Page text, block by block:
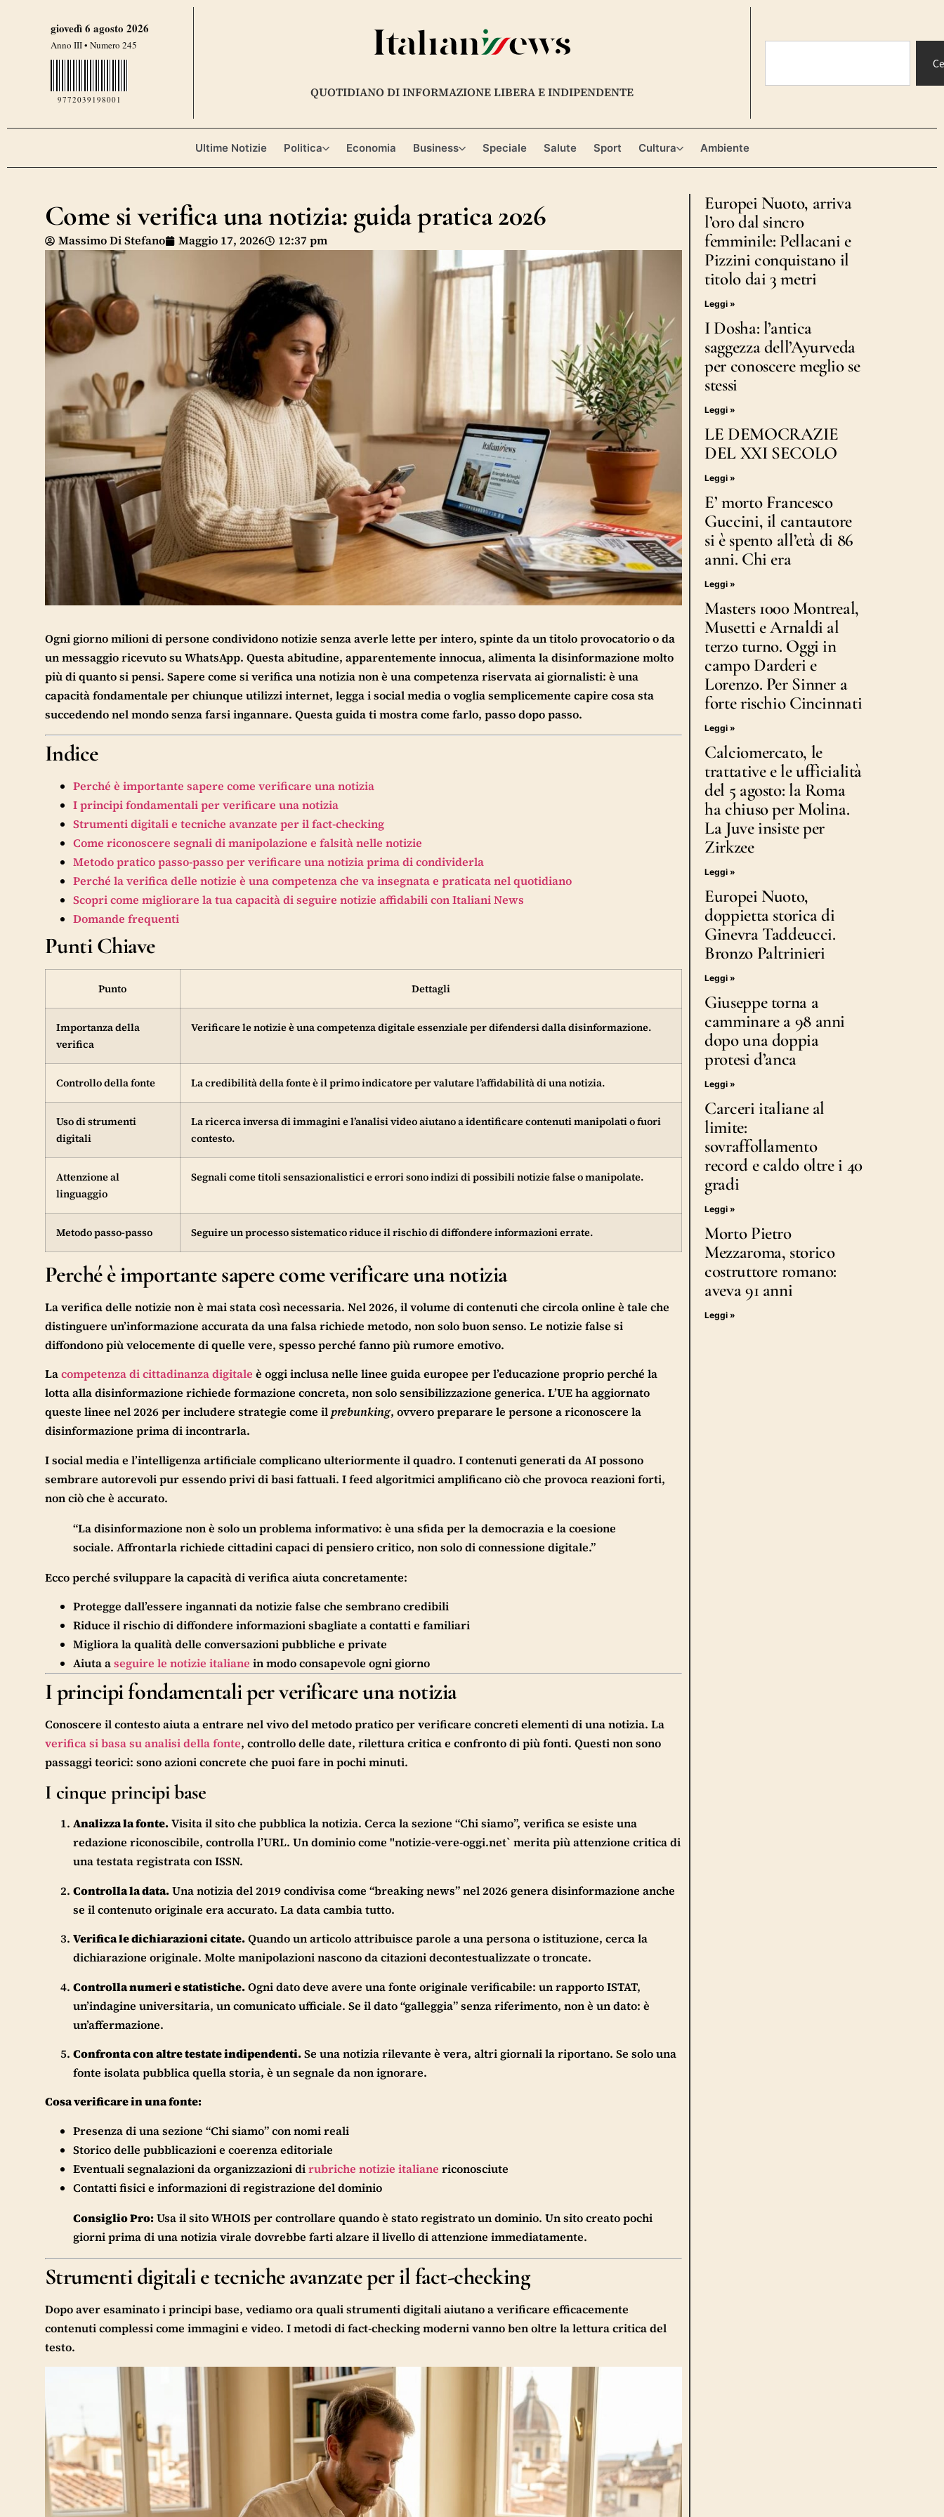
giovedì 6 agosto 2026
Anno III • Numero 245
9772039198001 QUOTIDIANO DI INFORMAZIONE LIBERA E INDIPENDENTE
Ultime Notizie Politica Economia Business Speciale Salute Sport Cultura Ambiente
Come si verifica una notizia: guida pratica 2026
Massimo Di Stefano Maggio 17, 2026 12:37 pm
Ogni giorno milioni di persone condividono notizie senza averle lette per intero, spinte da un titolo provocatorio o da
un messaggio ricevuto su WhatsApp. Questa abitudine, apparentemente innocua, alimenta la disinformazione molto
più di quanto si pensi. Sapere come si verifica una notizia non è una competenza riservata ai giornalisti: è una
capacità fondamentale per chiunque utilizzi internet, legga i social media o voglia semplicemente capire cosa sta
succedendo nel mondo senza farsi ingannare. Questa guida ti mostra come farlo, passo dopo passo.
Indice
Perché è importante sapere come verificare una notizia
I principi fondamentali per verificare una notizia
Strumenti digitali e tecniche avanzate per il fact-checking
Come riconoscere segnali di manipolazione e falsità nelle notizie
Metodo pratico passo-passo per verificare una notizia prima di condividerla
Perché la verifica delle notizie è una competenza che va insegnata e praticata nel quotidiano
Scopri come migliorare la tua capacità di seguire notizie affidabili con Italiani News
Domande frequenti
Punti Chiave
Punto Dettagli
Importanza della
verifica
Verificare le notizie è una competenza digitale essenziale per difendersi dalla disinformazione.
Controllo della fonte La credibilità della fonte è il primo indicatore per valutare l’affidabilità di una notizia.
Uso di strumenti
digitali
La ricerca inversa di immagini e l’analisi video aiutano a identificare contenuti manipolati o fuori
contesto.
Attenzione al
linguaggio
Segnali come titoli sensazionalistici e errori sono indizi di possibili notizie false o manipolate.
Metodo passo-passo Seguire un processo sistematico riduce il rischio di diffondere informazioni errate.
Perché è importante sapere come verificare una notizia
La verifica delle notizie non è mai stata così necessaria. Nel 2026, il volume di contenuti che circola online è tale che
distinguere un’informazione accurata da una falsa richiede metodo, non solo buon senso. Le notizie false si
diffondono più velocemente di quelle vere, spesso perché fanno più rumore emotivo.
Lacompetenza di cittadinanza digitale è oggi inclusa nelle linee guida europee per l’educazione proprio perché la
lotta alla disinformazione richiede formazione concreta, non solo sensibilizzazione generica. L’UE ha aggiornato
queste linee nel 2026 per includere strategie come ilprebunking, ovvero preparare le persone a riconoscere la
disinformazione prima di incontrarla.
I social media e l’intelligenza artificiale complicano ulteriormente il quadro. I contenuti generati da AI possono
sembrare autorevoli pur essendo privi di basi fattuali. I feed algoritmici amplificano ciò che provoca reazioni forti,
non ciò che è accurato.
“La disinformazione non è solo un problema informativo: è una sfida per la democrazia e la coesione
sociale. Affrontarla richiede cittadini capaci di pensiero critico, non solo di connessione digitale.”
Ecco perché sviluppare la capacità di verifica aiuta concretamente:
Protegge dall’essere ingannati da notizie false che sembrano credibili
Riduce il rischio di diffondere informazioni sbagliate a contatti e familiari
Migliora la qualità delle conversazioni pubbliche e private
Aiuta aseguire le notizie italiane in modo consapevole ogni giorno
I principi fondamentali per verificare una notizia
Conoscere il contesto aiuta a entrare nel vivo del metodo pratico per verificare concreti elementi di una notizia. La
verifica si basa su analisi della fonte, controllo delle date, rilettura critica e confronto di più fonti. Questi non sono
passaggi teorici: sono azioni concrete che puoi fare in pochi minuti.
I cinque principi base
Analizza la fonte.Visita il sito che pubblica la notizia. Cerca la sezione “Chi siamo”, verifica se esiste una
redazione riconoscibile, controlla l’URL. Un dominio come "notizie-vere-oggi.net` merita più attenzione critica di
una testata registrata con ISSN.
Controlla la data.Una notizia del 2019 condivisa come “breaking news” nel 2026 genera disinformazione anche
se il contenuto originale era accurato. La data cambia tutto.
Verifica le dichiarazioni citate.Quando un articolo attribuisce parole a una persona o istituzione, cerca la
dichiarazione originale. Molte manipolazioni nascono da citazioni decontestualizzate o troncate.
Controlla numeri e statistiche.Ogni dato deve avere una fonte originale verificabile: un rapporto ISTAT,
un’indagine universitaria, un comunicato ufficiale. Se il dato “galleggia” senza riferimento, non è un dato: è
un’affermazione.
Confronta con altre testate indipendenti.Se una notizia rilevante è vera, altri giornali la riportano. Se solo una
fonte isolata pubblica quella storia, è un segnale da non ignorare.
Cosa verificare in una fonte:
Presenza di una sezione “Chi siamo” con nomi reali
Storico delle pubblicazioni e coerenza editoriale
Eventuali segnalazioni da organizzazioni dirubriche notizie italiane riconosciute
Contatti fisici e informazioni di registrazione del dominio
Consiglio Pro:Usa il sito WHOIS per controllare quando è stato registrato un dominio. Un sito creato pochi
giorni prima di una notizia virale dovrebbe farti alzare il livello di attenzione immediatamente.
Strumenti digitali e tecniche avanzate per il fact-checking
Dopo aver esaminato i principi base, vediamo ora quali strumenti digitali aiutano a verificare efficacemente
contenuti complessi come immagini e video. I metodi di fact-checking moderni vanno ben oltre la lettura critica del
testo.
Europei Nuoto, arriva
l’oro dal sincro
femminile: Pellacani e
Pizzini conquistano il
titolo dai 3 metri
Leggi »
I Dosha: l’antica
saggezza dell’Ayurveda
per conoscere meglio se
stessi
Leggi »
LE DEMOCRAZIE
DEL XXI SECOLO
Leggi »
E’ morto Francesco
Guccini, il cantautore
si è spento all’età di 86
anni. Chi era
Leggi »
Masters 1000 Montreal,
Musetti e Arnaldi al
terzo turno. Oggi in
campo Darderi e
Lorenzo. Per Sinner a
forte rischio Cincinnati
Leggi »
Calciomercato, le
trattative e le ufficialità
del 5 agosto: la Roma
ha chiuso per Molina.
La Juve insiste per
Zirkzee
Leggi »
Europei Nuoto,
doppietta storica di
Ginevra Taddeucci.
Bronzo Paltrinieri
Leggi »
Giuseppe torna a
camminare a 98 anni
dopo una doppia
protesi d’anca
Leggi »
Carceri italiane al
limite:
sovraffollamento
record e caldo oltre i 40
gradi
Leggi »
Morto Pietro
Mezzaroma, storico
costruttore romano:
aveva 91 anni
Leggi »